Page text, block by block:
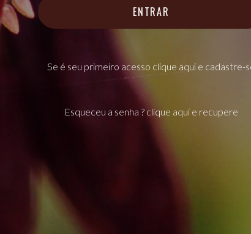
ENTRAR
Se é seu primeiro acesso clique aqui e cadastre-
Esqueceu a senha ? clique aqui e recupere